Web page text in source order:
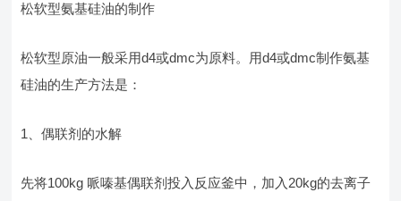
松软型氨基硅油的制作
松软型原油一般采用d4或dmc为原料。用d4或dmc制作氨基
硅油的生产方法是：
1、偶联剂的水解
先将100kg 哌嗪基偶联剂投入反应釜中，加入20kg的去离子